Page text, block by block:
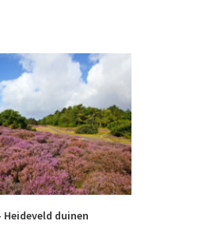
Heideveld duinen